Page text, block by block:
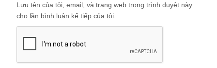
Lưu tên của tôi, email, và trang web trong trình duyệt này
cho lần bình luận kế tiếp của tôi.